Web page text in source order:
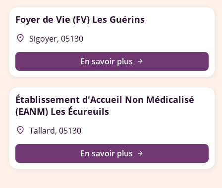
Foyer de Vie (FV) Les Guérins
place Sigoyer, 05130
En savoir plus arrow_forward
Établissement d'Accueil Non Médicalisé
(EANM) Les Écureuils
place Tallard, 05130
En savoir plus arrow_forward